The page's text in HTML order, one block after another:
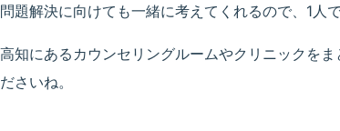
問題解決に向けても一緒に考えてくれるので、1人
高知にあるカウンセリングルームやクリニックを
ださいね。